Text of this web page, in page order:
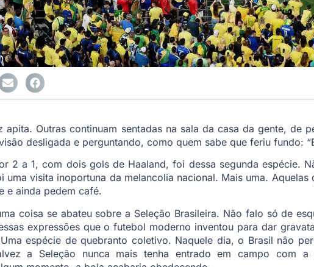
Outras continuam sentadas na sala da casa da gente, de
desligada e perguntando, como quem sabe que feriu fundo:
2 a 1, com dois gols de Haaland, foi dessa segunda espécie.
visita inoportuna da melancolia nacional. Mais uma. Aquelas
e ainda pedem café.
coisa se abateu sobre a Seleção Brasileira. Não falo só de
expressões que o futebol moderno inventou para dar
espécie de quebranto coletivo. Naquele dia, o Brasil não
a Seleção nunca mais tenha entrado em campo com a